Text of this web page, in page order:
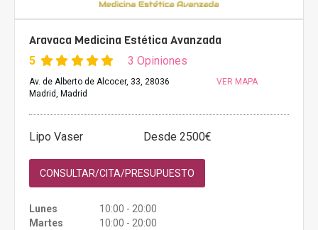
Aravaca Medicina Estética Avanzada
5 3 Opiniones
Av. de Alberto de Alcocer, 33, 28036
Madrid, Madrid
VER MAPA
Lipo Vaser Desde 2500€
CONSULTAR/CITA/PRESUPUESTO
Lunes
10:00 - 20:00
Martes
10:00 - 20:00